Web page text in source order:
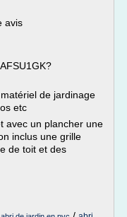
avis
de jardinage
etc
avec un plancher une
inclus une grille
de toit et des